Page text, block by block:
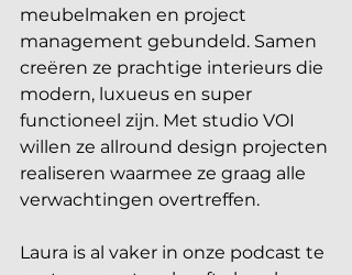
meubelmaken en project
management gebundeld. Samen
creëren ze prachtige interieurs die
modern, luxueus en super
functioneel zijn. Met studio VOI
willen ze allround design projecten
realiseren waarmee ze graag alle
verwachtingen overtreffen.
Laura is al vaker in onze podcast te